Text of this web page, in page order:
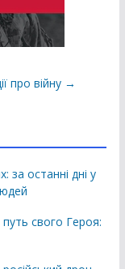
про війну →
за останні дні у
свого Героя: